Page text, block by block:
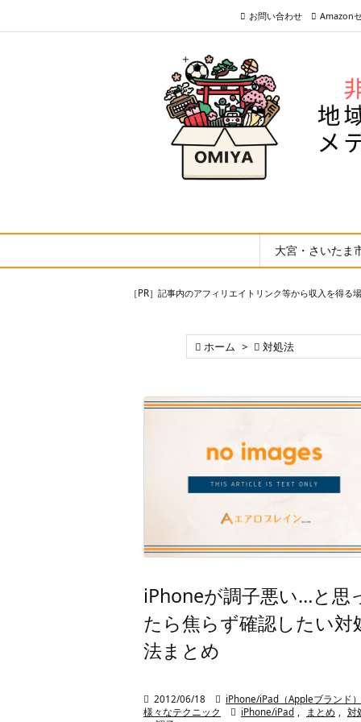
大宮・さいたま
お問い合わせ Amazon
［PR］記事内のアフィリエイトリンク等から収入を得る
 ホーム >  対処法
iPhoneが調子悪い…と思
たら焦らず確認したい対
法まとめ
 2012/06/18  iPhone/iPad（Appleブランド）
様々なテクニック
 iPhone/iPad , まとめ , 対